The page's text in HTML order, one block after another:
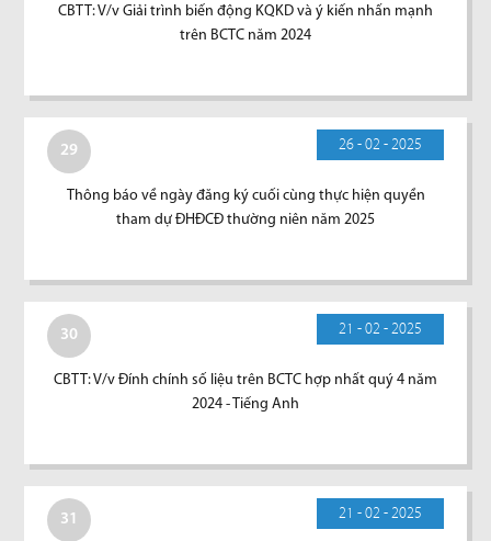
CBTT: V/v Giải trình biến động KQKD và ý kiến nhấn mạnh
trên BCTC năm 2024
29 26 - 02 - 2025
Thông báo về ngày đăng ký cuối cùng thực hiện quyền
tham dự ĐHĐCĐ thường niên năm 2025
30 21 - 02 - 2025
CBTT: V/v Đính chính số liệu trên BCTC hợp nhất quý 4 năm
2024 - Tiếng Anh
31 21 - 02 - 2025